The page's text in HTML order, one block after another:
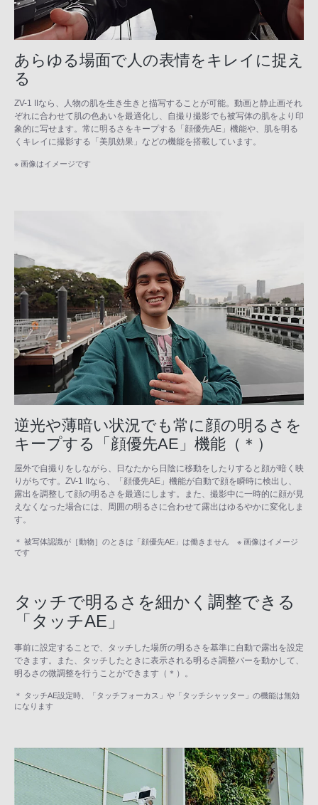
あらゆる場面で人の表情をキレイに捉え
る
ZV-1 IIなら、人物の肌を生き生きと描写することが可能。動画と静止画それ
ぞれに合わせて肌の色あいを最適化し、自撮り撮影でも被写体の肌をより印
象的に写せます。常に明るさをキープする「顔優先AE」機能や、肌を明る
くキレイに撮影する「美肌効果」などの機能を搭載しています。
※ 画像はイメージです
逆光や薄暗い状況でも常に顔の明るさを
キープする「顔優先AE」機能（＊）
屋外で自撮りをしながら、日なたから日陰に移動をしたりすると顔が暗く映
りがちです。ZV-1 IIなら、「顔優先AE」機能が自動で顔を瞬時に検出し、
露出を調整して顔の明るさを最適にします。また、撮影中に一時的に顔が見
えなくなった場合には、周囲の明るさに合わせて露出はゆるやかに変化しま
す。
＊ 被写体認識が［動物］のときは「顔優先AE」は働きません ※ 画像はイメージ
です
タッチで明るさを細かく調整できる
「タッチAE」
事前に設定することで、タッチした場所の明るさを基準に自動で露出を設定
できます。また、タッチしたときに表示される明るさ調整バーを動かして、
明るさの微調整を行うことができます（＊）。
＊ タッチAE設定時、「タッチフォーカス」や「タッチシャッター」の機能は無効
になります